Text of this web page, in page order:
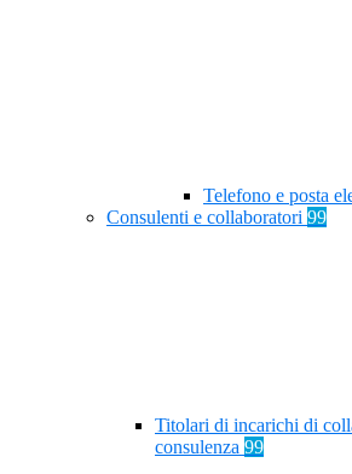
Telefono e posta
Consulenti e collaboratori 99
Titolari di incarichi di
consulenza 99